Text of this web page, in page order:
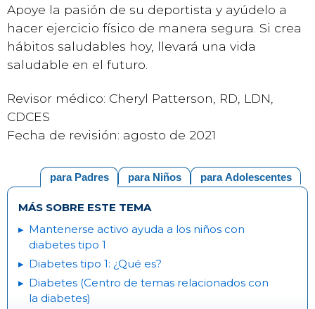
Apoye la pasión de su deportista y ayúdelo a
hacer ejercicio físico de manera segura. Si crea
hábitos saludables hoy, llevará una vida
saludable en el futuro.
Revisor médico: Cheryl Patterson, RD, LDN,
CDCES
Fecha de revisión: agosto de 2021
para Adolescentes
para Niños
para Padres
MÁS SOBRE ESTE TEMA
Mantenerse activo ayuda a los niños con
diabetes tipo 1
Diabetes tipo 1: ¿Qué es?
Diabetes (Centro de temas relacionados con
la diabetes)